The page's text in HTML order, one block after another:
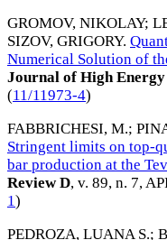
GROMOV, NIKOLAY;
SIZOV, GRIGORY.
Numerical Solution of
Journal of High Energy
(11/11973-4)
FABBRICHESI, M.;
Stringent limits on top-
bar production at the
Review D, v. 89, n. 7,
1)
PEDROZA, LUANA S.;